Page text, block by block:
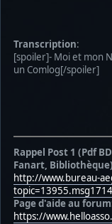
Transcription:
[spoiler]- Moi et mon
un Comlog[/spoiler]
Rappel Post 1 (Pdf
Fanart, Bibliothèque)
http://www.bureau-
Page d'aide au
https://